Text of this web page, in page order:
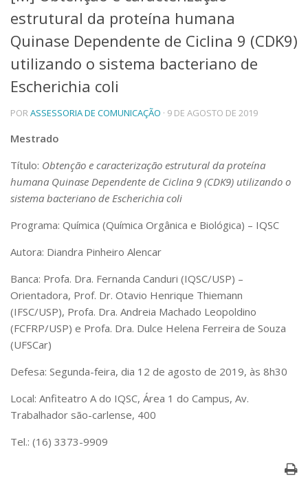
Telefones e Mapas
Pessoas
Ensino
Graduação
Pós-Graduação
Cursos de Extensão
Pesquisa e Inovação
Centros, Núcleos e Projetos em Rede
Pós-doutorado
Iniciação Científica
Empresas Juniores
Extensão à Comunidade
Artes, Cultura e Esportes
Museus e Espaços Interativos
Serviços
Bibliotecas
Apoio ao Estudante
RH, Administrativo e Financeiro
Outros serviços
Comunicação
Aplicativos e Sites
estrutural da proteína humana
Quinase Dependente de Ciclina 9 (CDK9)
utilizando o sistema bacteriano de
Escherichia coli
PORASSESSORIA DE COMUNICAÇÃO · 9 DE AGOSTO DE 2019
Mestrado
Título: Obtenção e caracterização estrutural da proteína
humana Quinase Dependente de Ciclina 9 (CDK9) utilizando o
sistema bacteriano de Escherichia coli
Programa: Química (Química Orgânica e Biológica) – IQSC
Autora: Diandra Pinheiro Alencar
Banca: Profa. Dra. Fernanda Canduri (IQSC/USP) –
Orientadora, Prof. Dr. Otavio Henrique Thiemann
(IFSC/USP), Profa. Dra. Andreia Machado Leopoldino
(FCFRP/USP) e Profa. Dra. Dulce Helena Ferreira de Souza
(UFSCar)
Defesa: Segunda-feira, dia 12 de agosto de 2019, às 8h30
Local: Anfiteatro A do IQSC, Área 1 do Campus, Av.
Trabalhador são-carlense, 400
Tel.: (16) 3373-9909